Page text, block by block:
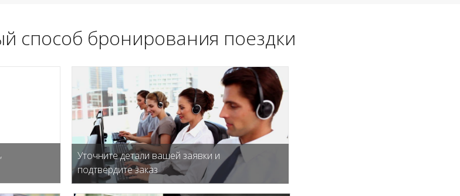
способ бронирования поездки
Уточните детали вашей заявки и
подтвердите заказ